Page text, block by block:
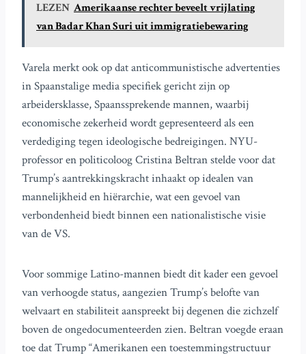
LEZEN Amerikaanse rechter beveelt vrijlating
van Badar Khan Suri uit immigratiebewaring
Varela merkt ook op dat anticommunistische advertenties
in Spaanstalige media specifiek gericht zijn op
arbeidersklasse, Spaanssprekende mannen, waarbij
economische zekerheid wordt gepresenteerd als een
verdediging tegen ideologische bedreigingen. NYU-
professor en politicoloog Cristina Beltran stelde voor dat
Trump’s aantrekkingskracht inhaakt op idealen van
mannelijkheid en hiërarchie, wat een gevoel van
verbondenheid biedt binnen een nationalistische visie
van de VS.
Voor sommige Latino-mannen biedt dit kader een gevoel
van verhoogde status, aangezien Trump’s belofte van
welvaart en stabiliteit aanspreekt bij degenen die zichzelf
boven de ongedocumenteerden zien. Beltran voegde eraan
toe dat Trump “Amerikanen een toestemmingstructuur